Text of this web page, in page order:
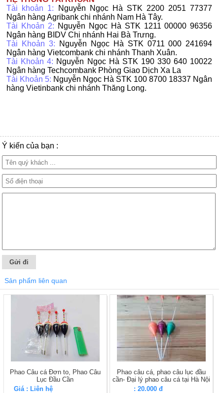
Tài khoản 1: Nguyễn Ngọc Hà STK 2200 2051 77377
Ngân hàng Agribank chi nhánh Nam Hà Tây.
Tài Khoản 2: Nguyễn Ngọc Hà STK 1211 00000 96356
Ngân hàng BIDV Chi nhánh Hai Bà Trưng.
Tài Khoản 3: Nguyễn Ngọc Hà STK 0711 000 241694
Ngân hàng Vietcombank chi nhánh Thanh Xuân.
Tài Khoản 4: Nguyễn Ngọc Hà STK 190 330 640 10022
Ngân hàng Techcombank Phòng Giao Dịch Xa La
Tài Khoản 5: Nguyễn Ngọc Hà STK 100 8700 18337 Ngân
hàng Vietinbank chi nhánh Thăng Long.
Ý kiến của bạn :
Sản phẩm liên quan
Phao Câu cá Đơn to, Phao Câu
Lục Đầu Cần
Giá : Liên hệ
Phao câu cá, phao câu lục đầu
cần- Đại lý phao câu cá tại Hà Nội
: 20.000 đ